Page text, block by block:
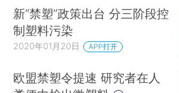
新“禁塑”政策出台 分三阶段控
制塑料污染
2020年01月20日 APP打开
欧盟禁塑令提速 研究者在人